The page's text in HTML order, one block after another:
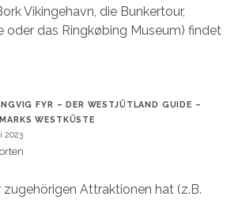
Vikingehavn, die Bunkertour,
oder das Ringkøbing Museum) findet
FYR – DER WESTJÜTLAND GUIDE –
WESTKÜSTE
2023
zugehörigen Attraktionen hat (z.B.